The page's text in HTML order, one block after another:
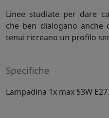
Linee studiate per dare
che ben dialogano
tenui ricreano un profilo
Specifiche
Lampadina 1x max 53W E27.